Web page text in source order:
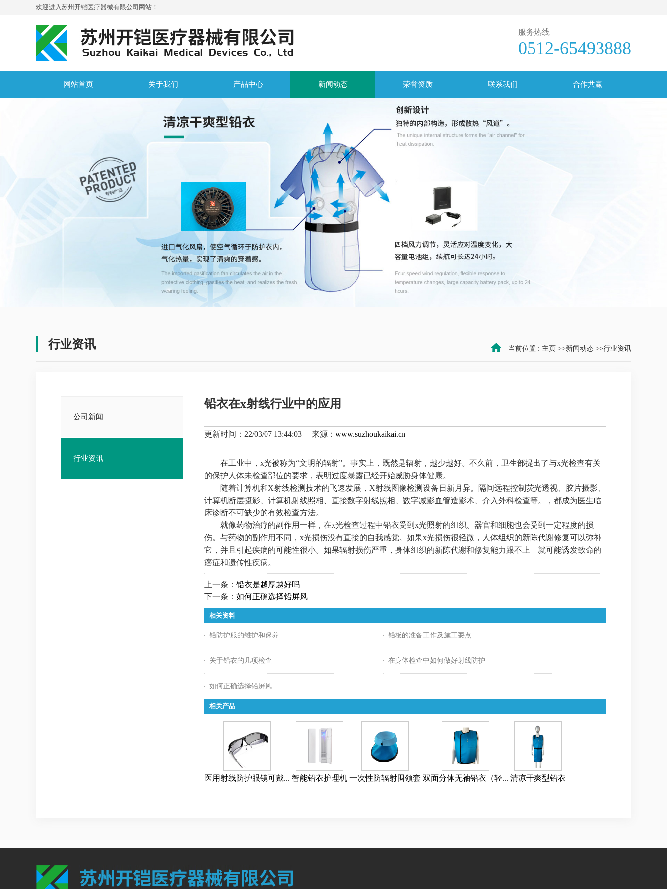
欢迎进入苏州开铠医疗器械有限公司网站！
服务热线
0512-65493888
网站首页 关于我们 产品中心 新闻动态 荣誉资质 联系我们 合作共赢
行业资讯 当前位置 : 主页 >>新闻动态 >>行业资讯
公司新闻
行业资讯
铅衣在x射线行业中的应用
更新时间：22/03/07 13:44:03 来源： www.suzhoukaikai.cn
在工业中，x光被称为“文明的辐射”。事实上，既然是辐射，越少越好。不久前，卫生部提出了与x光检查有关
的保护人体未检查部位的要求，表明过度暴露已经开始威胁身体健康。
随着计算机和X射线检测技术的飞速发展，X射线图像检测设备日新月异。隔间远程控制荧光透视、胶片摄影、
计算机断层摄影、计算机射线照相、直接数字射线照相、数字减影血管造影术、介入外科检查等。，都成为医生临
床诊断不可缺少的有效检查方法。
就像药物治疗的副作用一样，在x光检查过程中铅衣受到x光照射的组织、器官和细胞也会受到一定程度的损
伤。与药物的副作用不同，x光损伤没有直接的自我感觉。如果x光损伤很轻微，人体组织的新陈代谢修复可以弥补
它，并且引起疾病的可能性很小。如果辐射损伤严重，身体组织的新陈代谢和修复能力跟不上，就可能诱发致命的
癌症和遗传性疾病。
上一条： 铅衣是越厚越好吗
下一条： 如何正确选择铅屏风
相关资料
铅防护服的维护和保养 铅板的准备工作及施工要点
关于铅衣的几项检查 在身体检查中如何做好射线防护
如何正确选择铅屏风
相关产品
医用射线防护眼镜可戴... 智能铅衣护理机 一次性防辐射围领套 双面分体无袖铅衣（轻... 清凉干爽型铅衣